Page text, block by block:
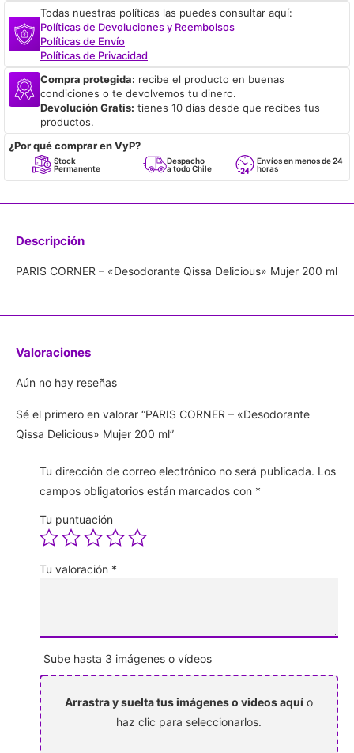
Todas nuestras políticas las puedes consultar aquí:
Políticas de Devoluciones y Reembolsos
Políticas de Envío
Políticas de Privacidad
Compra protegida: recibe el producto en buenas
condiciones o te devolvemos tu dinero.
Devolución Gratis: tienes 10 días desde que recibes tus
productos.
¿Por qué comprar en VyP?
Stock
Permanente
Despacho
a todo Chile
Envíos en menos de 24
horas
Descripción
PARIS CORNER – «Desodorante Qissa Delicious» Mujer 200 ml
Valoraciones
Aún no hay reseñas
Sé el primero en valorar “PARIS CORNER – «Desodorante
Qissa Delicious» Mujer 200 ml”
Tu dirección de correo electrónico no será publicada. Los
campos obligatorios están marcados con *
Tu puntuación
Tu valoración *
Sube hasta 3 imágenes o vídeos
Arrastra y suelta tus imágenes o videos aquí o
haz clic para seleccionarlos.